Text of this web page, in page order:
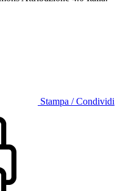
Stampa / Condividi